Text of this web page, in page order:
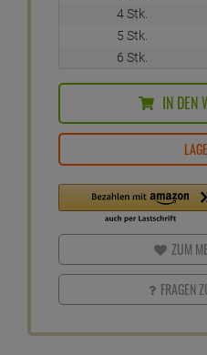
4 Stk.
5 Stk.
6 Stk.
IN DEN
ZUM
FRAGEN